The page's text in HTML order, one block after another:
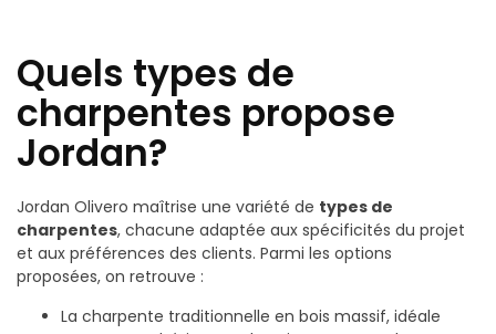
Quels types de
charpentes propose
Jordan?
Jordan Olivero maîtrise une variété de types de
charpentes, chacune adaptée aux spécificités du projet
et aux préférences des clients. Parmi les options
proposées, on retrouve :
La charpente traditionnelle en bois massif, idéale